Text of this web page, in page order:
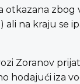
na kraju se
Zoranov
hodajući iza